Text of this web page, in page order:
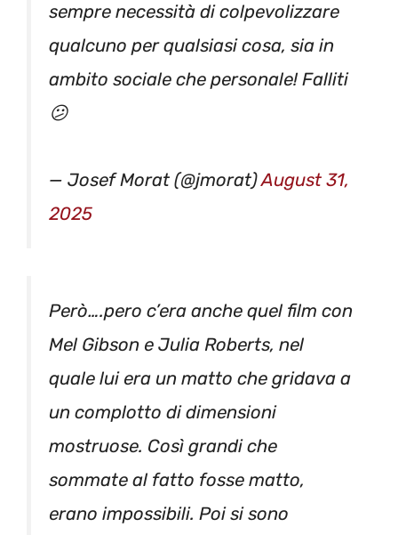
sempre necessità di colpevolizzare
qualcuno per qualsiasi cosa, sia in
ambito sociale che personale! Falliti
😕
— Josef Morat (@jmorat)August 31,
2025
Però….pero c’era anche quel film con
Mel Gibson e Julia Roberts, nel
quale lui era un matto che gridava a
un complotto di dimensioni
mostruose. Così grandi che
sommate al fatto fosse matto,
erano impossibili. Poi si sono